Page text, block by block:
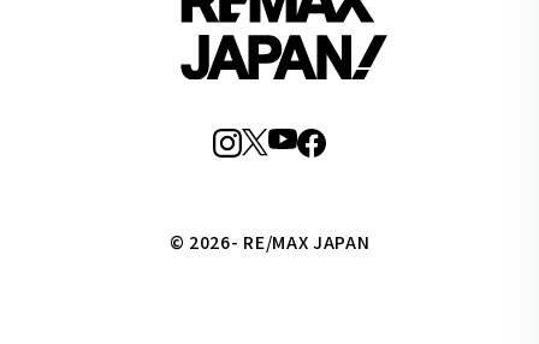
© 2026- RE/MAX JAPAN